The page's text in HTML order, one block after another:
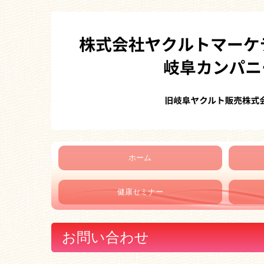
ホーム
健康セミナー
お問い合わせ